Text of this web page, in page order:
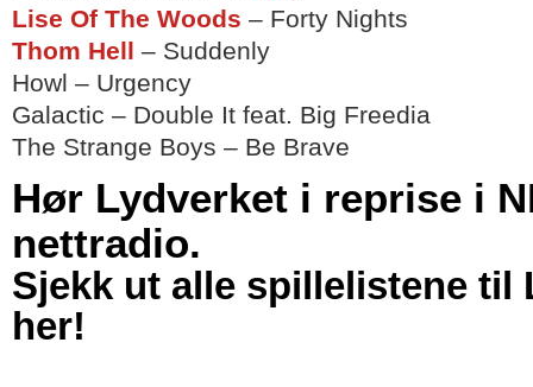
Lise Of The Woods – Forty Nights
Thom Hell – Suddenly
Howl – Urgency
Galactic – Double It feat. Big Freedia
The Strange Boys – Be Brave
Hør Lydverket i reprise i
nettradio.
Sjekk ut alle spillelistene til
her!